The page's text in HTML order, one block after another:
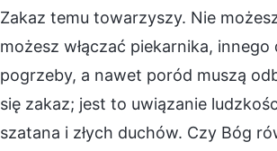
Zakaz temu towarzyszy. Nie
możesz włączać piekarnika,
pogrzeby, a nawet poród muszą
się zakaz; jest to uwiązanie
szatana i złych duchów. Czy Bóg